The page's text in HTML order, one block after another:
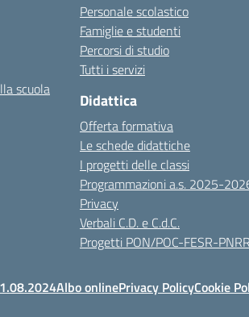
scuola
Personale scolastico
Famiglie e studenti
Percorsi di studio
Tutti i servizi
Didattica
Offerta formativa
Le schede didattiche
I progetti delle classi
Programmazioni a.s. 2025-
Privacy
Verbali C.D. e C.d.C.
Progetti PON/POC-FESR-PNRR
Albo onlinePrivacy PolicyCookie